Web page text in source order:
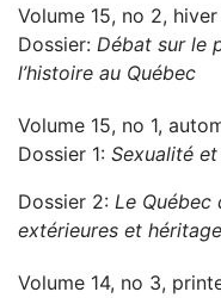
Volume 15, no 2,
Dossier: Débat sur le
l’histoire au Québec
Volume 15, no 1,
Dossier 1: Sexualité
Dossier 2: Le Québec
extérieures et héritage
Volume 14, no 3,